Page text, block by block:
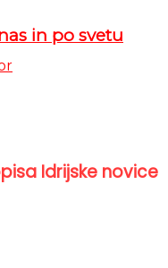
in po svetu
Idrijske novice